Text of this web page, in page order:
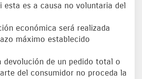
esta es a causa no voluntaria del
económica será realizada
máximo establecido
devolución de un pedido total o
del consumidor no proceda la